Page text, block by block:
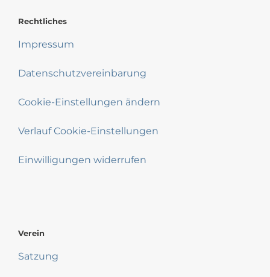
Rechtliches
Impressum
Datenschutzvereinbarung
Cookie-Einstellungen ändern
Verlauf Cookie-Einstellungen
Einwilligungen widerrufen
Verein
Satzung